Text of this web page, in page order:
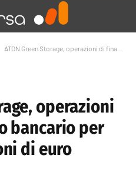
ATON Green Storage, operazioni di finanziamento bancario per massimi 12 milioni di euro
operazioni
bancario per
di euro